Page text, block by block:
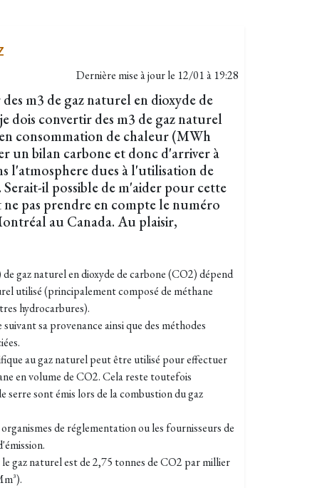
Dernière mise à jour le 12/01 à 19:28
m3 de gaz naturel en dioxyde de
dois convertir des m3 de gaz naturel
consommation de chaleur (MWh
un bilan carbone et donc d'arriver à
l'atmosphere dues à l'utilisation de
il possible de m'aider pour cette
pas prendre en compte le numéro
au Canada. Au plaisir,
gaz naturel en dioxyde de carbone (CO2) dépend
utilisé (principalement composé de méthane
hydrocarbures).
sa provenance ainsi que des méthodes
au gaz naturel peut être utilisé pour effectuer
en volume de CO2. Cela reste toutefois
serre sont émis lors de la combustion du gaz
de réglementation ou les fournisseurs de
gaz naturel est de 2,75 tonnes de CO2 par millier